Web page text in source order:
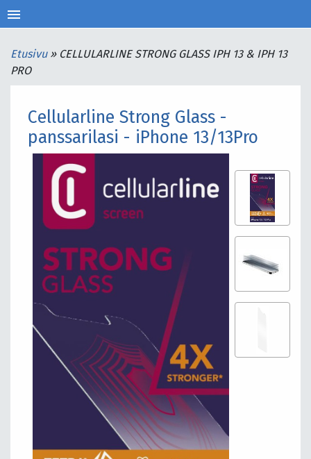
menu
Etusivu »CELLULARLINE STRONG GLASS IPH 13 & IPH 13
PRO
Cellularline Strong Glass -
panssarilasi - iPhone 13/13Pro